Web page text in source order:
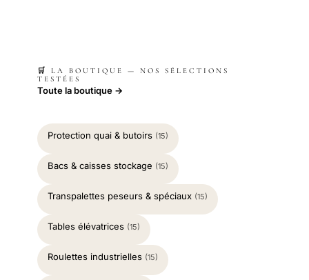
🛒 LA BOUTIQUE — NOS SÉLECTIONS
TESTÉES
Toute la boutique →
Protection quai & butoirs (15)
Bacs & caisses stockage (15)
Transpalettes peseurs & spéciaux (15)
Tables élévatrices (15)
Roulettes industrielles (15)